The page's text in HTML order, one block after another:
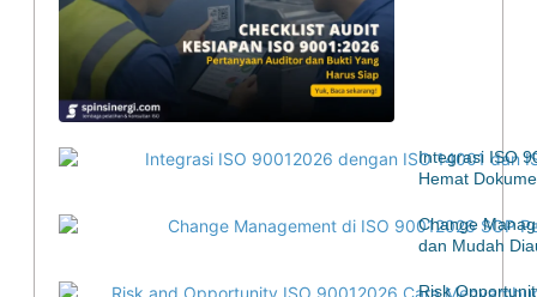
Integrasi ISO
Hemat
Change
dan Mudah
Risk